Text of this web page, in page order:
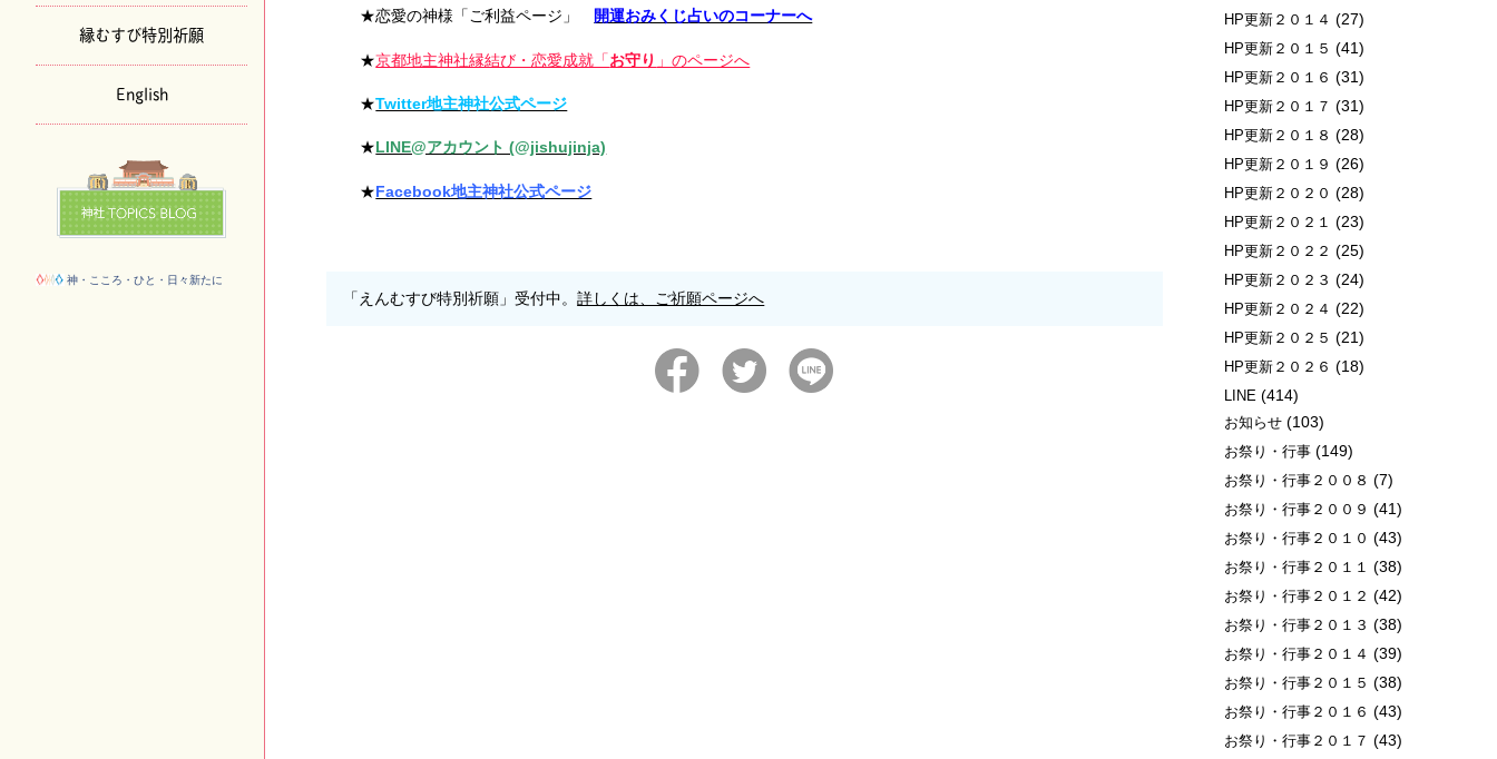
縁むすび特別祈願
English
神・こころ・ひと・日々新たに
★恋愛の神様「ご利益ページ」 開運おみくじ占いのコーナーへ
★京都地主神社縁結び・恋愛成就「お守り 」のページへ
★Twitter地主神社公式ページ
★LINE@アカウント (@jishujinja)
★Facebook地主神社公式ページ
「えんむすび特別祈願」受付中。詳しくは、ご祈願ページへ
HP更新２０１４ (27)
HP更新２０１５ (41)
HP更新２０１６ (31)
HP更新２０１７ (31)
HP更新２０１８ (28)
HP更新２０１９ (26)
HP更新２０２０ (28)
HP更新２０２１ (23)
HP更新２０２２ (25)
HP更新２０２３ (24)
HP更新２０２４ (22)
HP更新２０２５ (21)
HP更新２０２６ (18)
LINE (414)
お知らせ(103)
お祭り・行事(149)
お祭り・行事２００８ (7)
お祭り・行事２００９ (41)
お祭り・行事２０１０ (43)
お祭り・行事２０１１ (38)
お祭り・行事２０１２ (42)
お祭り・行事２０１３ (38)
お祭り・行事２０１４ (39)
お祭り・行事２０１５ (38)
お祭り・行事２０１６ (43)
お祭り・行事２０１７ (43)